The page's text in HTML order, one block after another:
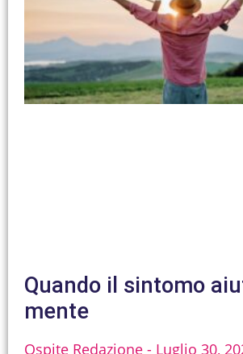
Quando il sintomo
mente
Ospite Redazione Luglio 30,